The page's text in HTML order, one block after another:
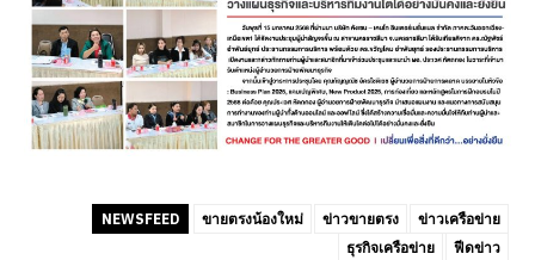
NEWSFEED ขายตรงน้องใหม่ ข่าวขายตรง
ข่าวเครือข่าย
ธุรกิจเครือข่าย
ฟีดข่าว